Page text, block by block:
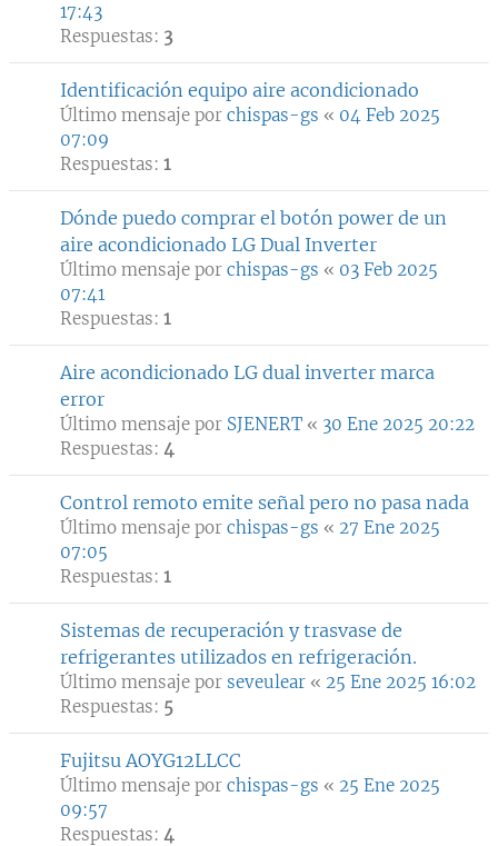
17:43
Respuestas: 3
Identificación equipo aire acondicionado
Último mensaje por chispas-gs « 04 Feb 2025
07:09
Respuestas: 1
Dónde puedo comprar el botón power de un
aire acondicionado LG Dual Inverter
Último mensaje por chispas-gs « 03 Feb 2025
07:41
Respuestas: 1
Aire acondicionado LG dual inverter marca
error
Último mensaje por SJENERT « 30 Ene 2025 20:22
Respuestas: 4
Control remoto emite señal pero no pasa nada
Último mensaje por chispas-gs « 27 Ene 2025
07:05
Respuestas: 1
Sistemas de recuperación y trasvase de
refrigerantes utilizados en refrigeración.
Último mensaje por seveulear « 25 Ene 2025 16:02
Respuestas: 5
Fujitsu AOYG12LLCC
Último mensaje por chispas-gs « 25 Ene 2025
09:57
Respuestas: 4